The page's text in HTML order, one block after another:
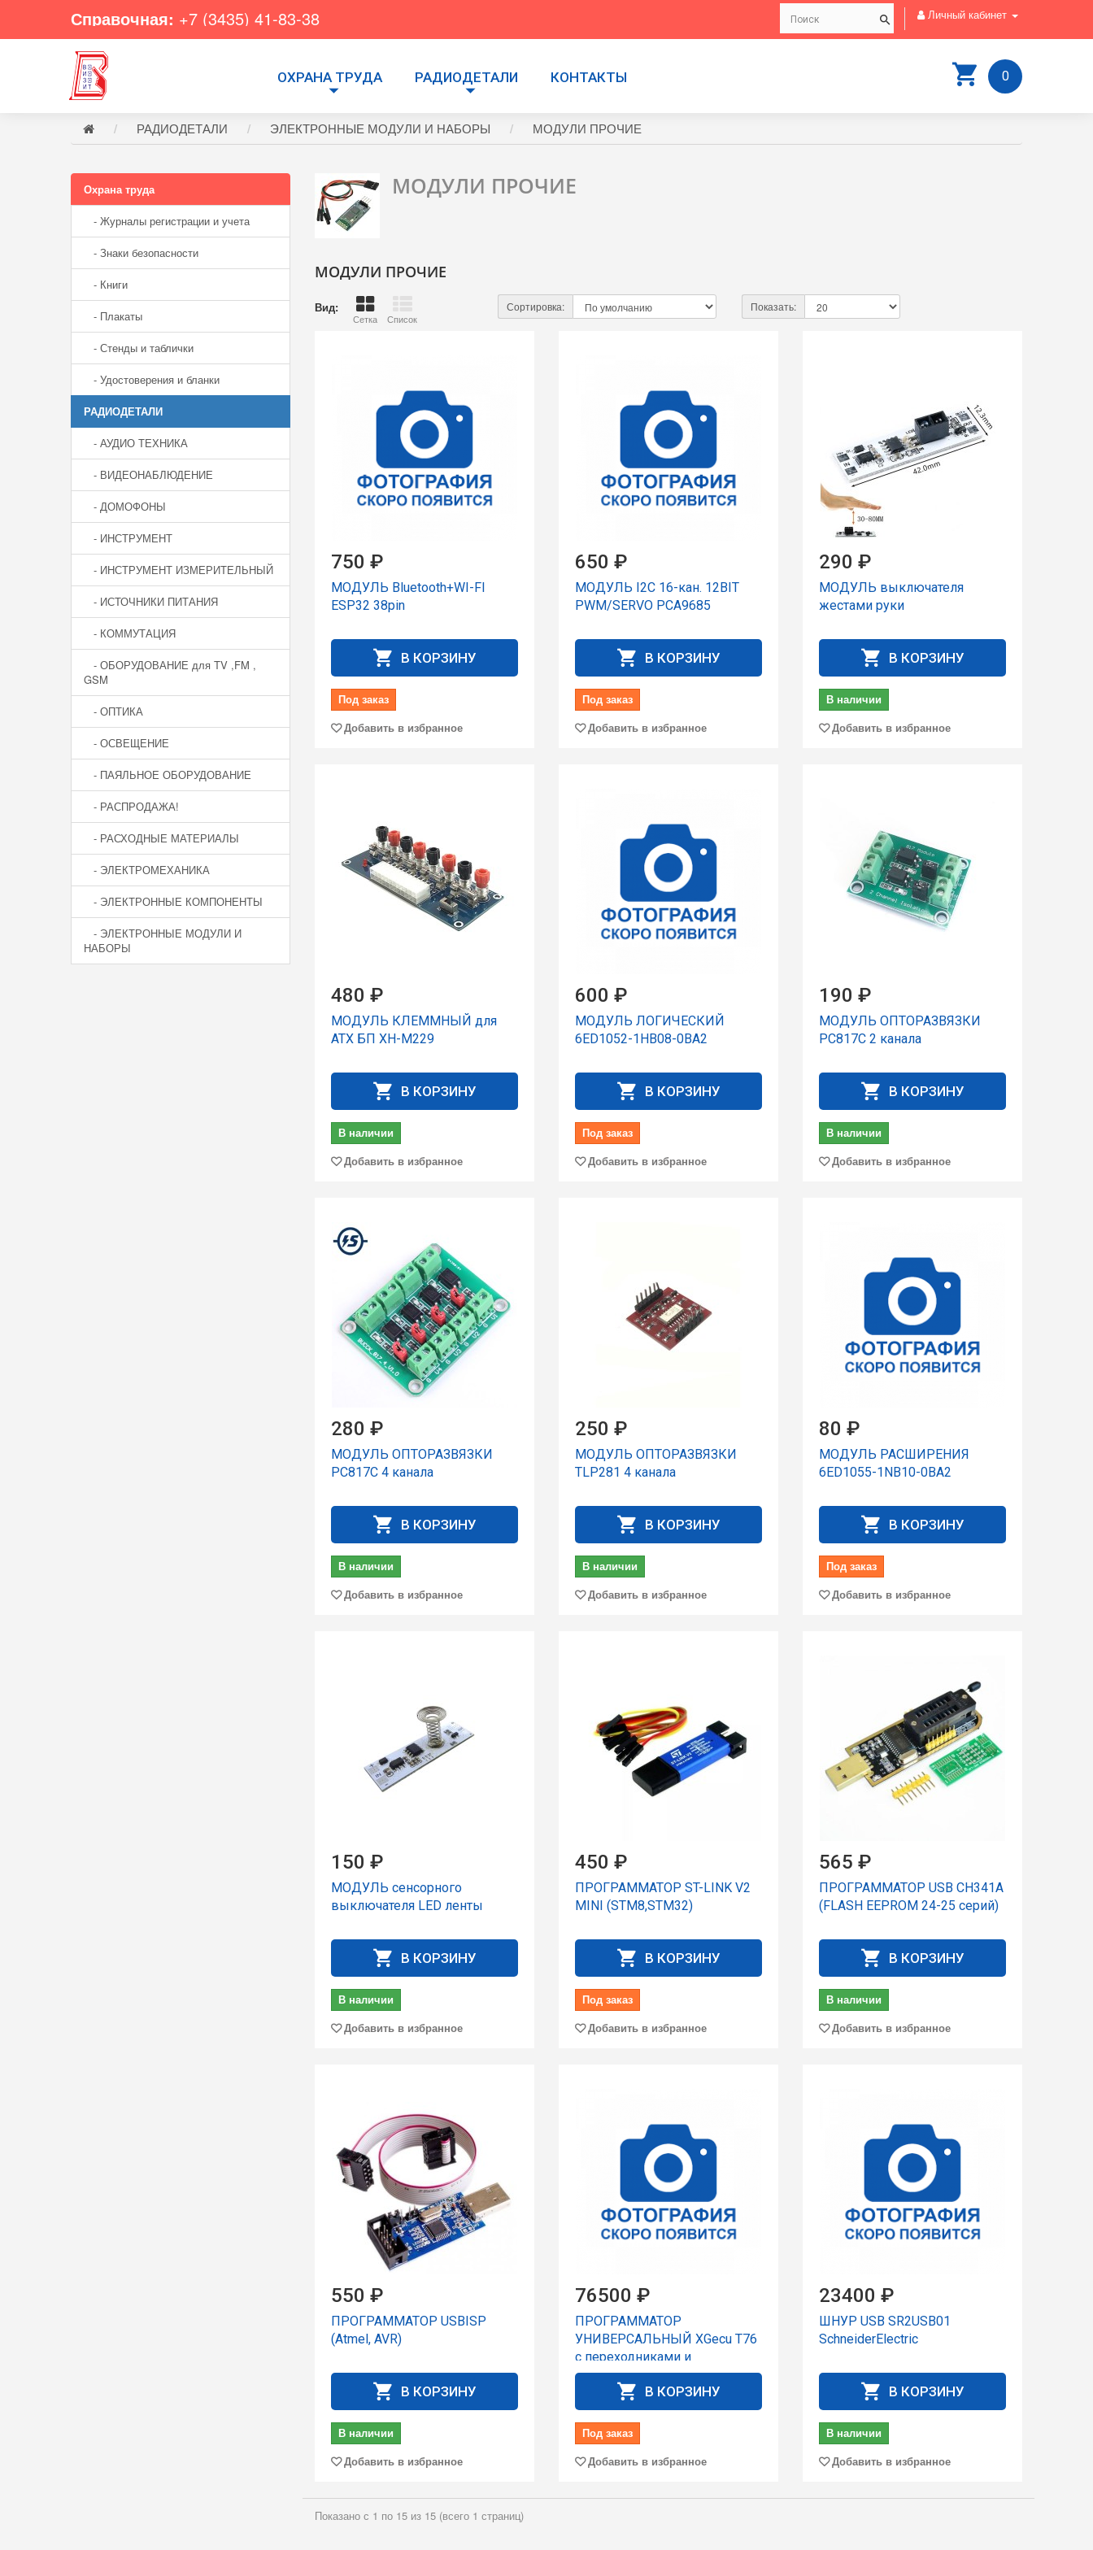
Справочная: +7 (3435) 41-83-38 Личный кабинет
0
ОХРАНА ТРУДА РАДИОДЕТАЛИ КОНТАКТЫ
РАДИОДЕТАЛИ ЭЛЕКТРОННЫЕ МОДУЛИ И НАБОРЫ МОДУЛИ ПРОЧИЕ
Охрана труда
- Журналы регистрации и учета
- Знаки безопасности
- Книги
- Плакаты
- Стенды и таблички
- Удостоверения и бланки
РАДИОДЕТАЛИ
- АУДИО ТЕХНИКА
- ВИДЕОНАБЛЮДЕНИЕ
- ДОМОФОНЫ
- ИНСТРУМЕНТ
- ИНСТРУМЕНТ ИЗМЕРИТЕЛЬНЫЙ
- ИСТОЧНИКИ ПИТАНИЯ
- КОММУТАЦИЯ
- ОБОРУДОВАНИЕ для TV ,FM ,
GSM
- ОПТИКА
- ОСВЕЩЕНИЕ
- ПАЯЛЬНОЕ ОБОРУДОВАНИЕ
- РАСПРОДАЖА!
- РАСХОДНЫЕ МАТЕРИАЛЫ
- ЭЛЕКТРОМЕХАНИКА
- ЭЛЕКТРОННЫЕ КОМПОНЕНТЫ
- ЭЛЕКТРОННЫЕ МОДУЛИ И
НАБОРЫ
МОДУЛИ ПРОЧИЕ
МОДУЛИ ПРОЧИЕ
Вид:
Сетка Список
Сортировка: Показать:
750 ₽
МОДУЛЬ Bluetooth+WI-FI
ESP32 38pin
В КОРЗИНУ
Под заказ
Добавить в избранное
650 ₽
МОДУЛЬ I2C 16-кан. 12BIT
PWM/SERVO PCA9685
В КОРЗИНУ
Под заказ
Добавить в избранное
290 ₽
МОДУЛЬ выключателя
жестами руки
В КОРЗИНУ
В наличии
Добавить в избранное
480 ₽
МОДУЛЬ КЛЕММНЫЙ для
ATX БП XH-M229
В КОРЗИНУ
В наличии
Добавить в избранное
600 ₽
МОДУЛЬ ЛОГИЧЕСКИЙ
6ED1052-1HB08-0BA2
В КОРЗИНУ
Под заказ
Добавить в избранное
190 ₽
МОДУЛЬ ОПТОРАЗВЯЗКИ
PC817C 2 канала
В КОРЗИНУ
В наличии
Добавить в избранное
280 ₽
МОДУЛЬ ОПТОРАЗВЯЗКИ
PC817C 4 канала
В КОРЗИНУ
В наличии
Добавить в избранное
250 ₽
МОДУЛЬ ОПТОРАЗВЯЗКИ
TLP281 4 канала
В КОРЗИНУ
В наличии
Добавить в избранное
80 ₽
МОДУЛЬ РАСШИРЕНИЯ
6ED1055-1NB10-0BA2
В КОРЗИНУ
Под заказ
Добавить в избранное
150 ₽
МОДУЛЬ сенсорного
выключателя LED ленты
В КОРЗИНУ
В наличии
Добавить в избранное
450 ₽
ПРОГРАММАТОР ST-LINK V2
MINI (STM8,STM32)
В КОРЗИНУ
Под заказ
Добавить в избранное
565 ₽
ПРОГРАММАТОР USB CH341A
(FLASH EEPROM 24-25 серий)
В КОРЗИНУ
В наличии
Добавить в избранное
550 ₽
ПРОГРАММАТОР USBISP
(Atmel, AVR)
В КОРЗИНУ
В наличии
Добавить в избранное
76500 ₽
ПРОГРАММАТОР
УНИВЕРСАЛЬНЫЙ XGecu T76
с переходниками и
адаптерами
В КОРЗИНУ
Под заказ
Добавить в избранное
23400 ₽
ШНУР USB SR2USB01
SchneiderElectric
В КОРЗИНУ
В наличии
Добавить в избранное
Показано с 1 по 15 из 15 (всего 1 страниц)